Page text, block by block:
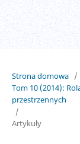
Strona domowa /
Tom 10 (2014):
przestrzennych
/
Artykuły